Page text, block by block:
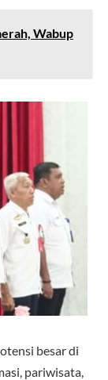
Wabup
besar di
pariwisata,